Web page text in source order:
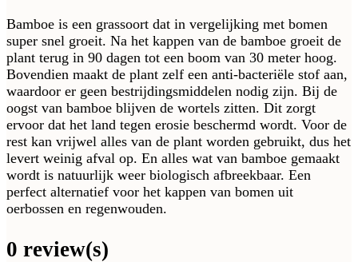
Bamboe is een grassoort dat in vergelijking met bomen
super snel groeit. Na het kappen van de bamboe groeit de
plant terug in 90 dagen tot een boom van 30 meter hoog.
Bovendien maakt de plant zelf een anti-bacteriële stof aan,
waardoor er geen bestrijdingsmiddelen nodig zijn. Bij de
oogst van bamboe blijven de wortels zitten. Dit zorgt
ervoor dat het land tegen erosie beschermd wordt. Voor de
rest kan vrijwel alles van de plant worden gebruikt, dus het
levert weinig afval op. En alles wat van bamboe gemaakt
wordt is natuurlijk weer biologisch afbreekbaar. Een
perfect alternatief voor het kappen van bomen uit
oerbossen en regenwouden.
0 review(s)